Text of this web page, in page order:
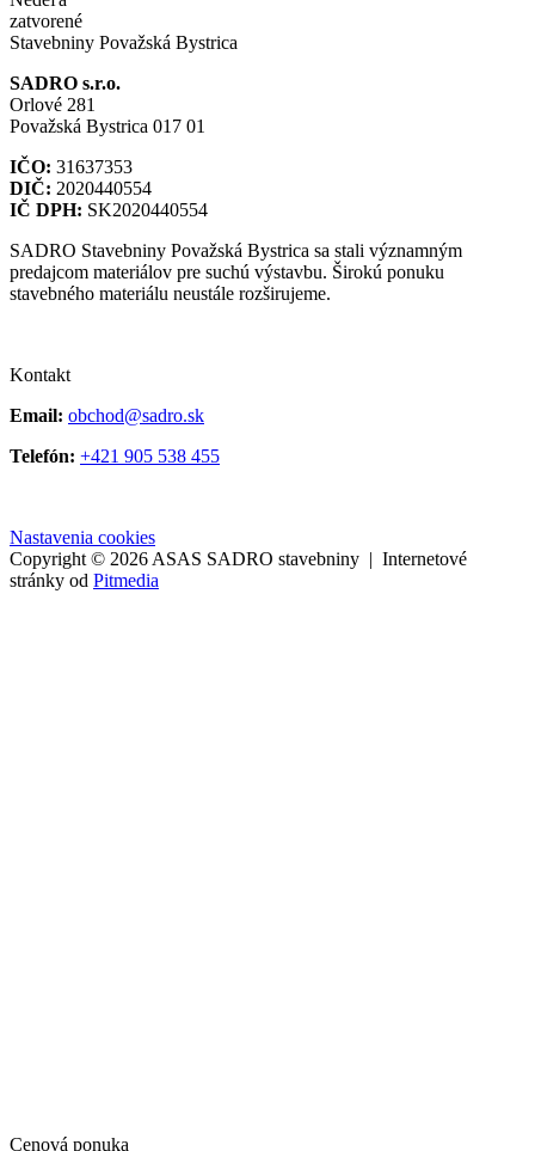
zatvorené
Stavebniny Považská Bystrica
SADRO s.r.o.
Orlové 281
Považská Bystrica 017 01
IČO: 31637353
DIČ: 2020440554
IČ DPH: SK2020440554
SADRO Stavebniny Považská Bystrica sa stali významným
predajcom materiálov pre suchú výstavbu. Širokú ponuku
stavebného materiálu neustále rozširujeme.
Kontakt
Email: obchod@sadro.sk
Telefón: +421 905 538 455
Nastavenia cookies
Copyright © 2026 ASAS SADRO stavebniny | Internetové
stránky od Pitmedia
Cenová ponuka